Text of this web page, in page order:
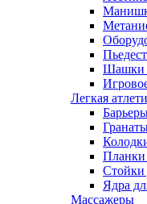
Шашки
Легкая
Планки
Стойки
Ядра
Массажеры